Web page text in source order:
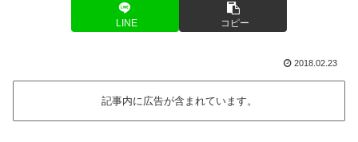
LINE コピー
2018.02.23
記事内に広告が含まれています。